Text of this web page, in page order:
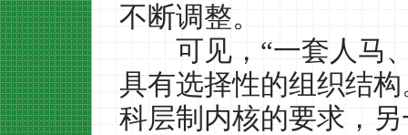
不断调整。
可见，“一套人马
具有选择性的组织结
科层制内核的要求，